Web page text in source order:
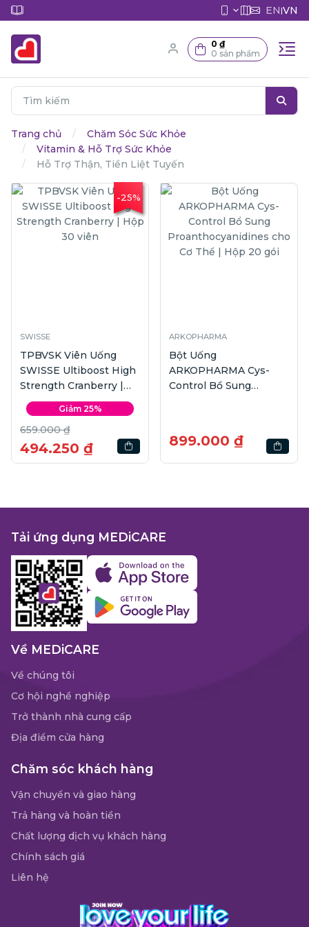
EN|VN
0 ₫
0 sản phẩm
Trang chủ
Chăm Sóc Sức Khỏe
Vitamin & Hỗ Trợ Sức Khỏe
Hỗ Trợ Thận, Tiền Liệt Tuyến
-25%
SWISSE
TPBVSK Viên Uống
SWISSE Ultiboost High
Strength Cranberry |
Hộp 30 viên
Giảm 25%
659.000 ₫
494.250 ₫
ARKOPHARMA
Bột Uống
ARKOPHARMA Cys-
Control Bổ Sung
899.000 ₫
Tải ứng dụng MEDiCARE
Về MEDiCARE
Về chúng tôi
Cơ hội nghề nghiệp
Trở thành nhà cung cấp
Địa điểm cửa hàng
Chăm sóc khách hàng
Vận chuyển và giao hàng
Trả hàng và hoàn tiền
Chất lượng dịch vụ khách hàng
Chính sách giá
Liên hệ